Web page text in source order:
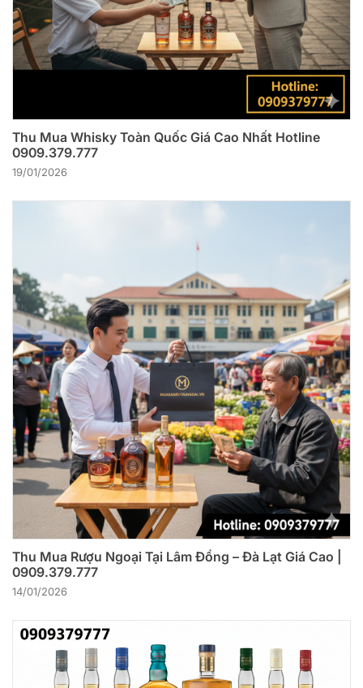
Thu Mua Whisky Toàn Quốc Giá Cao Nhất Hotline
0909.379.777
19/01/2026
Thu Mua Rượu Ngoại Tại Lâm Đồng – Đà Lạt Giá Cao |
0909.379.777
14/01/2026